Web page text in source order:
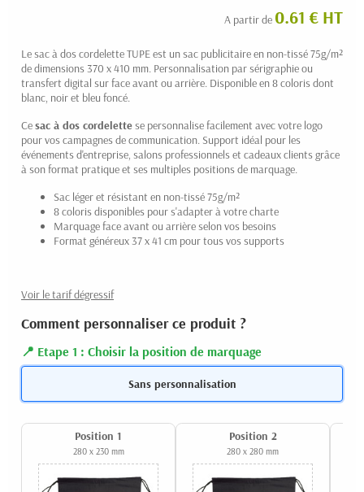
A partir de 0.61 € HT
Le sac à dos cordelette TUPE est un sac publicitaire en non-tissé 75g/m²
de dimensions 370 x 410 mm. Personnalisation par sérigraphie ou
transfert digital sur face avant ou arrière. Disponible en 8 coloris dont
blanc, noir et bleu foncé.
Cesac à dos cordelette se personnalise facilement avec votre logo
pour vos campagnes de communication. Support idéal pour les
événements d'entreprise, salons professionnels et cadeaux clients grâce
à son format pratique et ses multiples positions de marquage.
Sac léger et résistant en non-tissé 75g/m²
8 coloris disponibles pour s'adapter à votre charte
Marquage face avant ou arrière selon vos besoins
Format généreux 37 x 41 cm pour tous vos supports
Voir le tarif dégressif
Comment personnaliser ce produit ?
Etape 1 : Choisir la position de marquage
Sans personnalisation
Position 1
280 x 230 mm
Position 2
280 x 280 mm